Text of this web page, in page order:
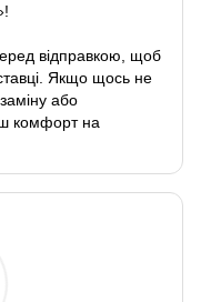
відправкою, щоб
Якщо щось не
або
комфорт на